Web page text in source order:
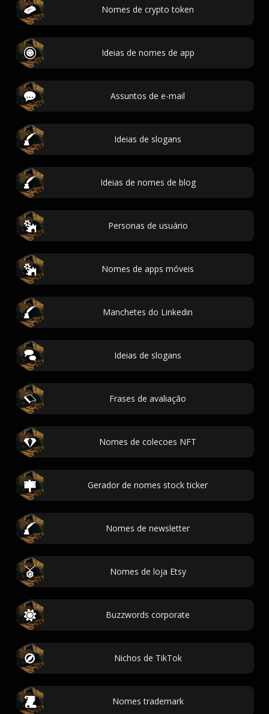
Nomes de crypto token
Ideias de nomes de app
Assuntos de e-mail
Ideias de slogans
Ideias de nomes de blog
Personas de usuário
Nomes de apps móveis
Manchetes do Linkedin
Ideias de slogans
Frases de avaliação
Nomes de colecoes NFT
Gerador de nomes stock ticker
Nomes de newsletter
Nomes de loja Etsy
Buzzwords corporate
Nichos de TikTok
Nomes trademark